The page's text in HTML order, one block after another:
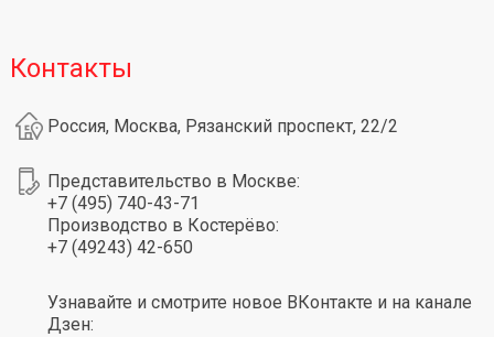
Контакты
Россия, Москва, Рязанский проспект, 22/2
Представительство в Москве:
+7 (495) 740-43-71
Производство в Костерёво:
+7 (49243) 42-650
Узнавайте и смотрите новое ВКонтакте и на канале
Дзен: